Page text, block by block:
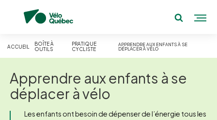
ACCUEIL
BOÎTE À
OUTILS
PRATIQUE
CYCLISTE
APPRENDRE AUX ENFANTS À SE
DÉPLACER À VÉLO
Apprendre aux enfants à se
déplacer à vélo
Les enfants ont besoin de dépenser de l’énergie tous les